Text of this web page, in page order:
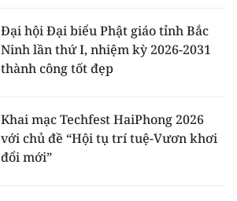
Đại hội Đại biểu Phật giáo tỉnh Bắc
Ninh lần thứ I, nhiệm kỳ 2026-2031
thành công tốt đẹp
Khai mạc Techfest HaiPhong 2026
với chủ đề “Hội tụ trí tuệ-Vươn khơi
đổi mới”